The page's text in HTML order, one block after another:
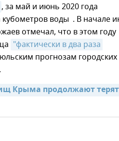
, за май и июнь 2020 года
воды . В начале
отмечал, что в этом году
"фактически в два раза
прогнозам городских
Крыма продолжают